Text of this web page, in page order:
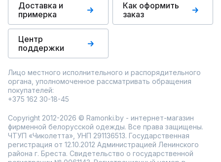
Доставка и
примерка
Как оформить
заказ
Центр
поддержки
Лицо местного исполнительного и распорядительного
органа, уполномоченное рассматривать обращения
покупателей:
+375 162 30-18-45
Copyright 2012-2026 © Ramonki.by - интернет-магазин
фирменной белорусской одежды. Все права защищены.
ЧТУП «Чиколетта», УНП 291136513. Государственная
регистрация от 12.10.2012 Администрацией Ленинского
района г. Бреста. Свидетельство о государственной